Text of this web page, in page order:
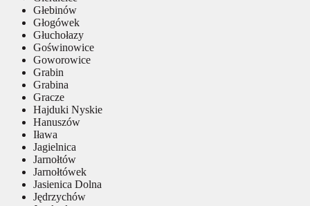
Głebinów
Głogówek
Głuchołazy
Goświnowice
Goworowice
Grabin
Grabina
Gracze
Hajduki Nyskie
Hanuszów
Iława
Jagielnica
Jarnołtów
Jarnołtówek
Jasienica Dolna
Jędrzychów